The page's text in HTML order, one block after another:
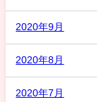
2020年9月
2020年8月
2020年7月